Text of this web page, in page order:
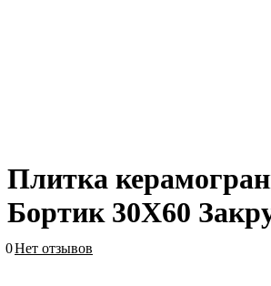
Плитка
Бортик 30X60
0Нет отзывов